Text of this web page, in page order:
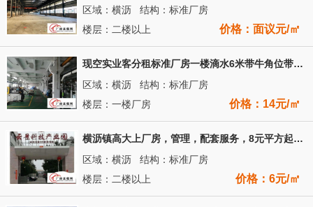
区域：横沥 结构：标准厂房
楼层：二楼以上
价格：面议元/㎡
现空实业客分租标准厂房一楼滴水6米带牛角位带航车电250千瓦
区域：横沥 结构：标准厂房
楼层：一楼厂房
价格：14元/㎡
横沥镇高大上厂房，管理，配套服务，8元平方起，易招工
区域：横沥 结构：标准厂房
楼层：二楼以上
价格：6元/㎡